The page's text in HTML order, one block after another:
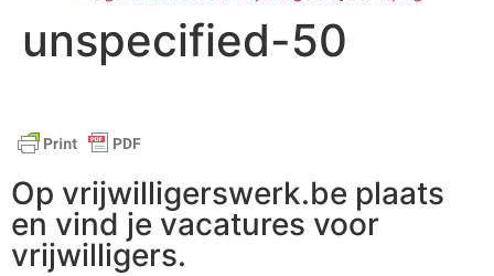
unspecified-50
Op vrijwilligerswerk.be plaats
en vind je vacatures voor
vrijwilligers.